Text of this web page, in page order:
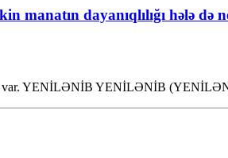
manatın dayanıqlılığı hələ də
var. YENİLƏNİB YENİLƏNİB